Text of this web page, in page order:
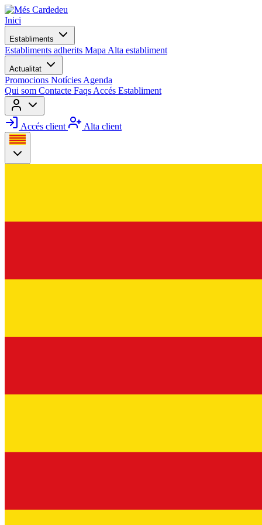
Inici
Establiments
Establiments adherits Mapa Alta establiment
Actualitat
Promocions Notícies Agenda
Qui som Contacte Faqs Accés Establiment
Accés client Alta client